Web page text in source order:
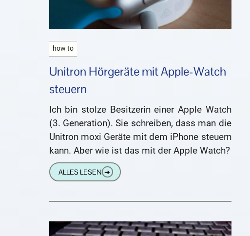
how to
Unitron Hörgeräte mit Apple-Watch
steuern
Ich bin stolze Besitzerin einer Apple Watch
(3. Generation). Sie schreiben, dass man die
Unitron moxi Geräte mit dem iPhone steuern
kann. Aber wie ist das mit der Apple Watch?
ALLES LESEN ➔